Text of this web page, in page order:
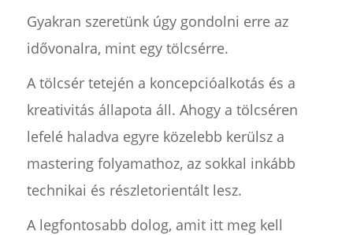
Gyakran szeretünk úgy gondolni erre az
idővonalra, mint egy tölcsérre.
A tölcsér tetején a koncepcióalkotás és a
kreativitás állapota áll. Ahogy a tölcséren
lefelé haladva egyre közelebb kerülsz a
mastering folyamathoz, az sokkal inkább
technikai és részletorientált lesz.
A legfontosabb dolog, amit itt meg kell